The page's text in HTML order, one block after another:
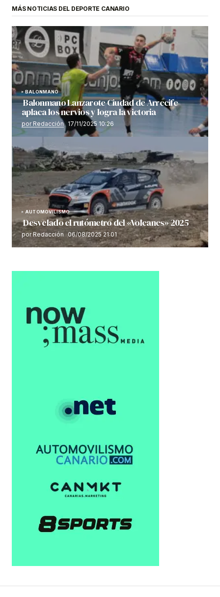
MÁS NOTICIAS DEL DEPORTE CANARIO
BALONMANO
Balonmano Lanzarote Ciudad de Arrecife
aplaca los nervios y logra la victoria
por Redacción 17/11/2025 10:26
AUTOMOVILISMO
Desvelado el rutómetro del «Volcanes» 2025
por Redacción 06/08/2025 21:01